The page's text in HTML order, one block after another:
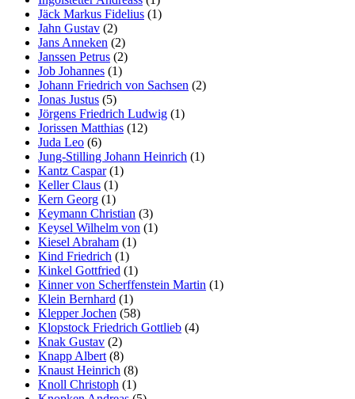
Jäck Markus Fidelius (1)
Jahn Gustav (2)
Jans Anneken (2)
Janssen Petrus (2)
Job Johannes (1)
Johann Friedrich von Sachsen (2)
Jonas Justus (5)
Jörgens Friedrich Ludwig (1)
Jorissen Matthias (12)
Juda Leo (6)
Jung-Stilling Johann Heinrich (1)
Kantz Caspar(1)
Keller Claus (1)
Kern Georg (1)
Keymann Christian (3)
Keysel Wilhelm von (1)
Kiesel Abraham (1)
Kind Friedrich (1)
Kinkel Gottfried (1)
Kinner von Scherffenstein Martin (1)
Klein Bernhard (1)
Klepper Jochen (58)
Klopstock Friedrich Gottlieb (4)
Knak Gustav (2)
Knapp Albert(8)
Knaust Heinrich (8)
Knoll Christoph (1)